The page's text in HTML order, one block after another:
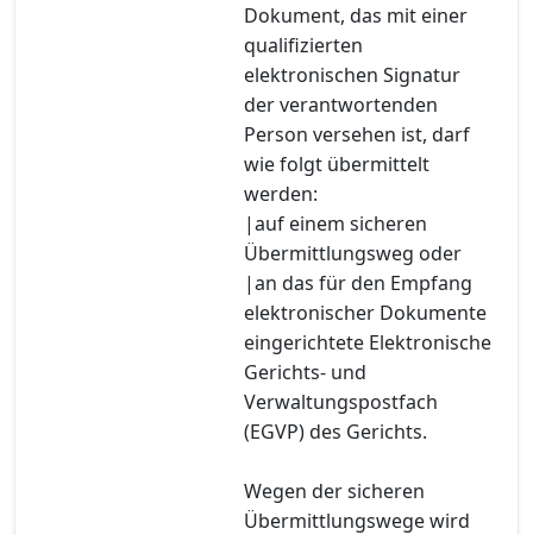
Dokument, das mit einer
qualifizierten
elektronischen Signatur
der verantwortenden
Person versehen ist, darf
wie folgt übermittelt
werden:
|auf einem sicheren
Übermittlungsweg oder
|an das für den Empfang
elektronischer Dokumente
eingerichtete Elektronische
Gerichts- und
Verwaltungspostfach
(EGVP) des Gerichts.
Wegen der sicheren
Übermittlungswege wird